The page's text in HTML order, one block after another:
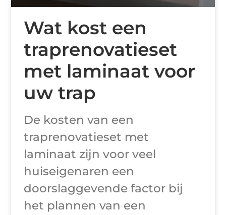
Wat kost een
traprenovatieset
met laminaat voor
uw trap
De kosten van een
traprenovatieset met
laminaat zijn voor veel
huiseigenaren een
doorslaggevende factor bij
het plannen van een